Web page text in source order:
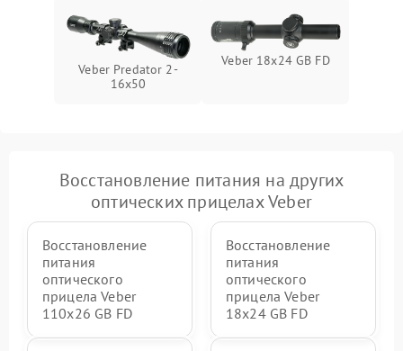
Veber Predator 2-
16x50
Veber 18x24 GB FD
Восстановление питания на других
оптических прицелах Veber
Восстановление
питания
оптического
прицела Veber
110x26 GB FD
Восстановление
питания
оптического
прицела Veber
18x24 GB FD